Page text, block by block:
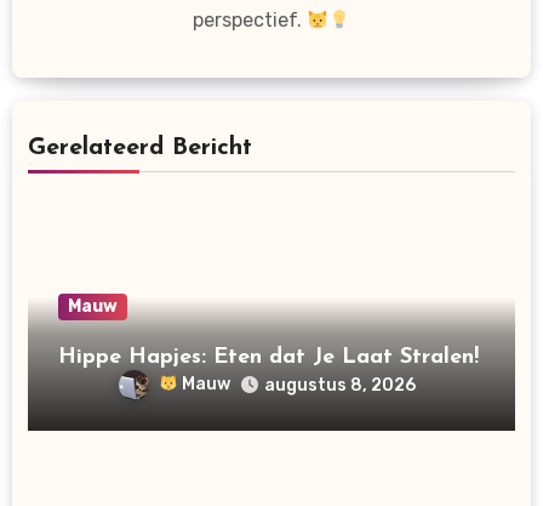
perspectief.
Gerelateerd Bericht
Mauw
Hippe Hapjes: Eten dat Je Laat Stralen!
Mauw augustus 8, 2026